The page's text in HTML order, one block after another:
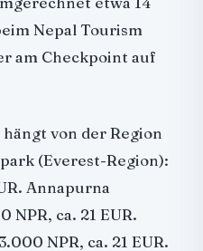
Nepal Tourism
am Checkpoint auf
von der Region
(Everest-Region):
Annapurna
NPR, ca. 21 EUR.
NPR, ca. 21 EUR.